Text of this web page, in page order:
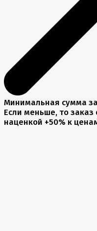
Минимальная сумма
Если меньше, то заказ
наценкой +50% к